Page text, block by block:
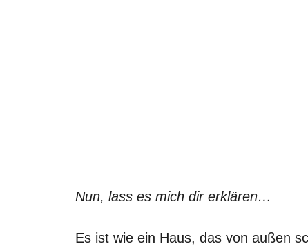
Nun, lass es mich dir erklären…
Es ist wie ein Haus, das von außen